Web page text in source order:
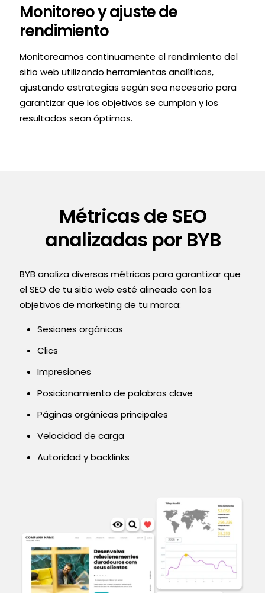
Monitoreo y ajuste de
rendimiento
Monitoreamos continuamente el rendimiento del
sitio web utilizando herramientas analíticas,
ajustando estrategias según sea necesario para
garantizar que los objetivos se cumplan y los
resultados sean óptimos.
Métricas de SEO
analizadas por BYB
BYB analiza diversas métricas para garantizar que
el SEO de tu sitio web esté alineado con los
objetivos de marketing de tu marca:
Sesiones orgánicas
Clics
Impresiones
Posicionamiento de palabras clave
Páginas orgánicas principales
Velocidad de carga
Autoridad y backlinks